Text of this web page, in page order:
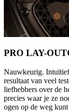
PRO LAY-
Nauwkeurig.
resultaat van veel
liefhebbers over de
precies waar je ze
ogen op de weg